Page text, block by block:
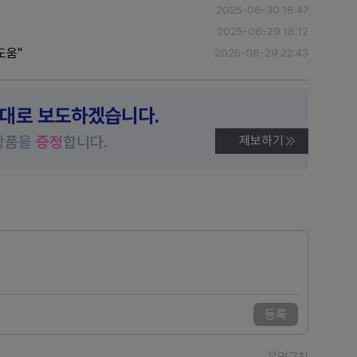
2025-06-30 18:47
2025-06-29 18:12
움" 2025-06-29 22:43
로 보도하겠습니다.
품을 증정합니다. 제보하기
등록